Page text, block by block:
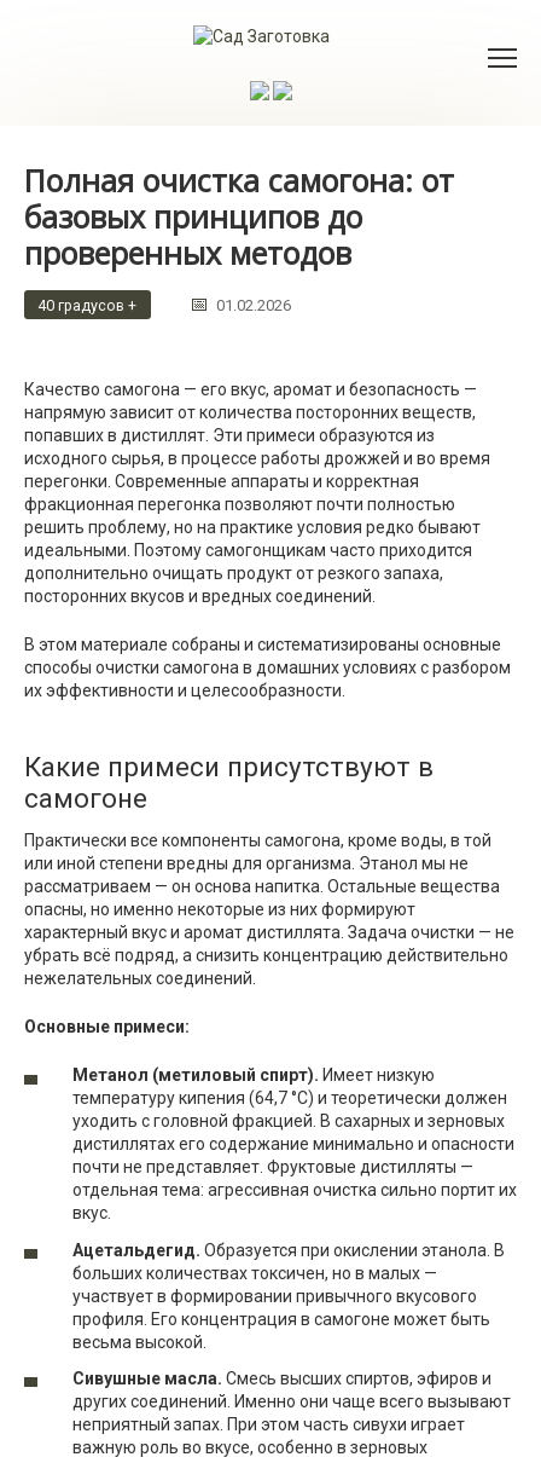
Полная очистка самогона: от
базовых принципов до
проверенных методов
40 градусов + 01.02.2026
Качество самогона — его вкус, аромат и безопасность —
напрямую зависит от количества посторонних веществ,
попавших в дистиллят. Эти примеси образуются из
исходного сырья, в процессе работы дрожжей и во время
перегонки. Современные аппараты и корректная
фракционная перегонка позволяют почти полностью
решить проблему, но на практике условия редко бывают
идеальными. Поэтому самогонщикам часто приходится
дополнительно очищать продукт от резкого запаха,
посторонних вкусов и вредных соединений.
В этом материале собраны и систематизированы основные
способы очистки самогона в домашних условиях с разбором
их эффективности и целесообразности.
Какие примеси присутствуют в
самогоне
Практически все компоненты самогона, кроме воды, в той
или иной степени вредны для организма. Этанол мы не
рассматриваем — он основа напитка. Остальные вещества
опасны, но именно некоторые из них формируют
характерный вкус и аромат дистиллята. Задача очистки — не
убрать всё подряд, а снизить концентрацию действительно
нежелательных соединений.
Основные примеси:
Метанол (метиловый спирт). Имеет низкую
температуру кипения (64,7 °C) и теоретически должен
уходить с головной фракцией. В сахарных и зерновых
дистиллятах его содержание минимально и опасности
почти не представляет. Фруктовые дистилляты —
отдельная тема: агрессивная очистка сильно портит их
вкус.
Ацетальдегид. Образуется при окислении этанола. В
больших количествах токсичен, но в малых —
участвует в формировании привычного вкусового
профиля. Его концентрация в самогоне может быть
весьма высокой.
Сивушные масла. Смесь высших спиртов, эфиров и
других соединений. Именно они чаще всего вызывают
неприятный запах. При этом часть сивухи играет
важную роль во вкусе, особенно в зерновых